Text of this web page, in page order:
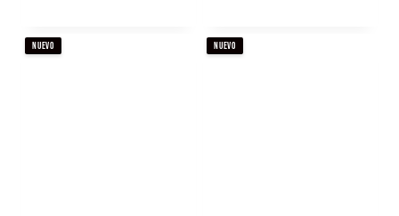
NUEVO NUEVO